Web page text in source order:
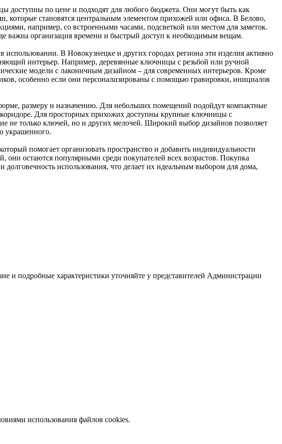
доступны по цене и подходят для любого бюджета. Они могут быть как
становятся центральным элементом прихожей или офиса. В Белово,
например, со встроенными часами, подсветкой или местом для заметок.
важна организация времени и быстрый доступ к необходимым вещам.
В Новокузнецке и других городах региона эти изделия активно
интерьер. Например, деревянные ключницы с резьбой или ручной
модели с лаконичным дизайном – для современных интерьеров. Кроме
особенно если они персонализированы с помощью гравировки, инициалов
размеру и назначению. Для небольших помещений подойдут компактные
Для просторных прихожих доступны крупные ключницы с
не только ключей, но и других мелочей. Широкий выбор дизайнов позволяет
украшенного.
помогает организовать пространство и добавить индивидуальности
они остаются популярными среди покупателей всех возрастов. Покупка
использования, что делает их идеальным выбором для дома,
и подробные характеристики уточняйте у представителей Администрации
использования файлов cookies.